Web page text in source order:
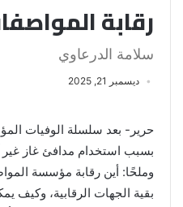
رقابة
سلامة الدرعاوي
ديسمبر 21, 2025
حرير- بعد سلسلة الوفيات
بسبب استخدام مدافئ غاز
وملحًا: أين رقابة مؤسسة
بقية الجهات الرقابية، وكيف